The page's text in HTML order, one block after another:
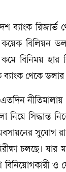
ব্যাংক রিজার্ভ
বিলিয়ন
বিনিময় হার
ব্যাংক থেকে
সিদ্ধান্ত
সুযোগ
চলছে। যার
বিনিয়োগকারী ও